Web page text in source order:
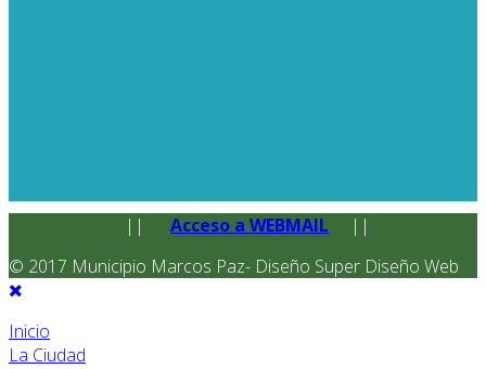
|| Acceso a WEBMAIL
||
© 2017 Municipio Marcos Paz- Diseño Super Diseño Web
Inicio
La Ciudad